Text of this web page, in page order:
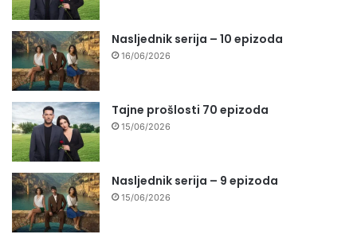
Nasljednik serija – 10 epizoda
16/06/2026
Tajne prošlosti 70 epizoda
15/06/2026
Nasljednik serija – 9 epizoda
15/06/2026